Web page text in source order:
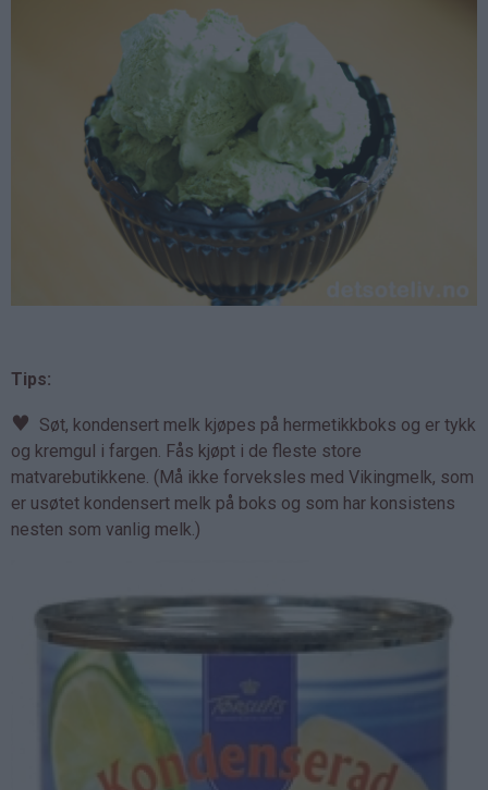
Tips:
♥ Søt, kondensert melk kjøpes på hermetikkboks og er tykk
og kremgul i fargen. Fås kjøpt i de fleste store
matvarebutikkene. (Må ikke forveksles med Vikingmelk, som
er usøtet kondensert melk på boks og som har konsistens
nesten som vanlig melk.)